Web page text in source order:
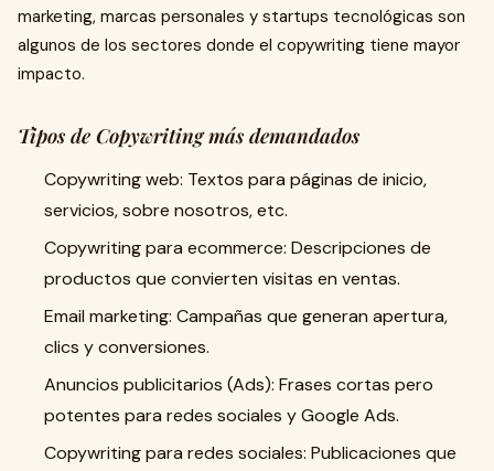
marketing, marcas personales y startups tecnológicas son
algunos de los sectores donde el copywriting tiene mayor
impacto.
Tipos de Copywriting más demandados
Copywriting web: Textos para páginas de inicio,
servicios, sobre nosotros, etc.
Copywriting para ecommerce: Descripciones de
productos que convierten visitas en ventas.
Email marketing: Campañas que generan apertura,
clics y conversiones.
Anuncios publicitarios (Ads): Frases cortas pero
potentes para redes sociales y Google Ads.
Copywriting para redes sociales: Publicaciones que